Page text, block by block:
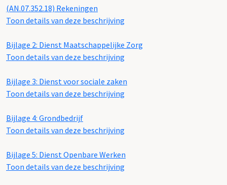
(AN.07.352.18) Rekeningen
Toon details van deze beschrijving
Bijlage 2: Dienst Maatschappelijke Zorg
Toon details van deze beschrijving
Bijlage 3: Dienst voor sociale zaken
Toon details van deze beschrijving
Bijlage 4: Grondbedrijf
Toon details van deze beschrijving
Bijlage 5: Dienst Openbare Werken
Toon details van deze beschrijving